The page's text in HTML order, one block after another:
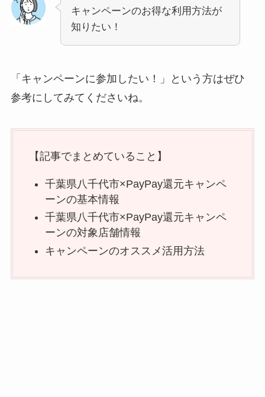
キャンペーンのお得な利用方法が
知りたい！
「キャンペーンに参加したい！」という方はぜひ
参考にしてみてくださいね。
【記事でまとめていること】
千葉県八千代市×PayPay還元キャンペ
ーンの基本情報
千葉県八千代市×PayPay還元キャンペ
ーンの対象店舗情報
キャンペーンのオススメ活用方法